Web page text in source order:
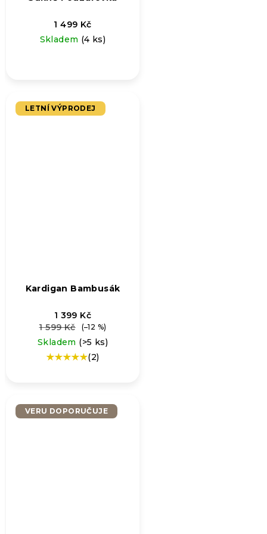
1 499 Kč
Skladem (4 ks)
LETNÍ VÝPRODEJ
Kardigan Bambusák
1 399 Kč
1 599 Kč
(–12 %)
Skladem (>5 ks)
Průměrné
5,0
z
(2)
VERU DOPORUČUJE